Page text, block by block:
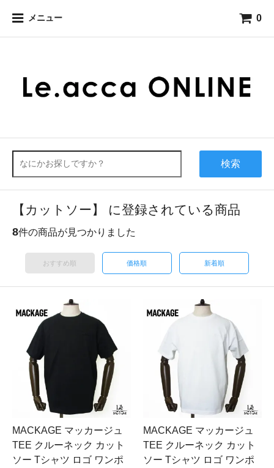
メニュー 0
検索
【カットソー】 に登録されている商品
8件の商品が見つかりました
おすすめ順 価格順 新着順
MACKAGE マッカージュ
TEE クルーネック カット
ソー Tシャツ ロゴ ワンポ
MACKAGE マッカージュ
TEE クルーネック カット
ソー Tシャツ ロゴ ワンポ